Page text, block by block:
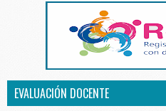
EVALUACIÓN DOCENTE